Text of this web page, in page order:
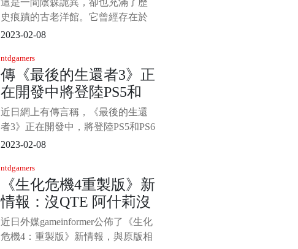
比亞、越南等12個國
這是一間陰森詭異，卻也充滿了歷
史痕蹟的古老洋館。它曾經存在於
人類歷史上的多個時期與地點，也
人的魔女居住在館中，對任何靠近
的人施下詛咒。也正是因為這樣，
無論時代如何發生改變，住進洋館
中的人們才紛紛遭遇了可怕的不
幸。但也有人說，洋館只是在傾聽
主人的心聲，並將其真正的
2023-02-08
ntdgamers
傳《最後的生還者3》正
在開發中將登陸PS5和
PS6
近日網上有傳言稱，《最後的生還
者3》正在開發中，將登陸PS5和PS6
平台。換句話說，該作將是一款跨
能。 該傳言來自TheLeak.co網站，
之前該網站透露了PS5 Slim發售窗
口，並被知名爆料人Tom Henderson
證實。據消息源稱，索尼已將《最
後的
2023-02-08
ntdgamers
《生化危機4重製版》新
情報：沒QTE 阿什莉沒
血條
近日外媒gameinformer公佈了《生化
危機4：重製版》新情報，與原版相